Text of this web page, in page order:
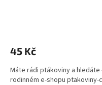
45 Kč
Máte rádi ptákoviny a
rodinném e-shopu ptakoviny-